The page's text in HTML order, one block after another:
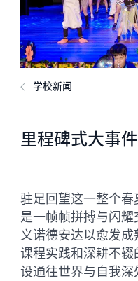
学校新闻
里程碑式大事件
驻足回望这一整个
是一帧帧拼搏与闪
义诺德安达以愈发
课程实践和深耕不
设通往世界与自我深